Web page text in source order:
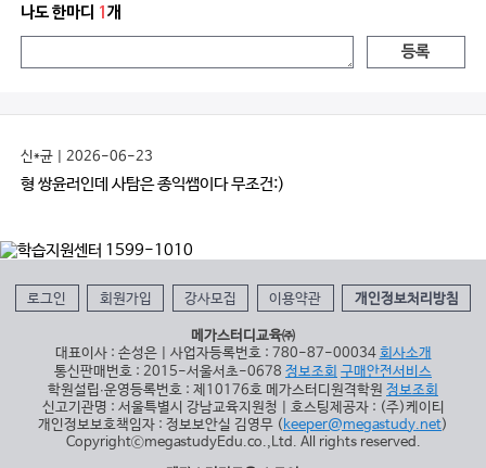
나도 한마디 1개
등록
신*균 | 2026-06-23
형 쌍윤러인데 사탐은 종익쌤이다 무조건:)
로그인 회원가입 강사모집 이용약관 개인정보처리방침
메가스터디교육㈜
대표이사 : 손성은 | 사업자등록번호 : 780-87-00034 회사소개
통신판매번호 : 2015-서울서초-0678 정보조회 구매안전서비스
학원설립∙운영등록번호 : 제10176호 메가스터디원격학원 정보조회
신고기관명 : 서울특별시 강남교육지원청 | 호스팅제공자 : (주)케이티
개인정보보호책임자 : 정보보안실 김영무 ( keeper@megastudy.net)
CopyrightⓒmegastudyEdu.co.,Ltd. All rights reserved.